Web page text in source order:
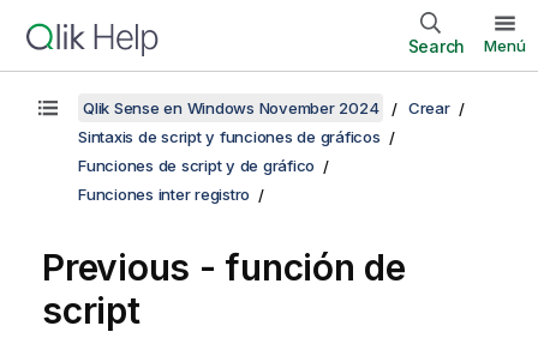
Search Menú
Qlik Sense en Windows November 2024
Crear
Sintaxis de script y funciones de gráficos
Funciones de script y de gráfico
Funciones inter registro
Previous - función de
script